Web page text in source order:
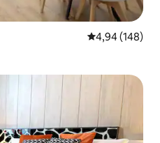
Calificación
4,94 (148)